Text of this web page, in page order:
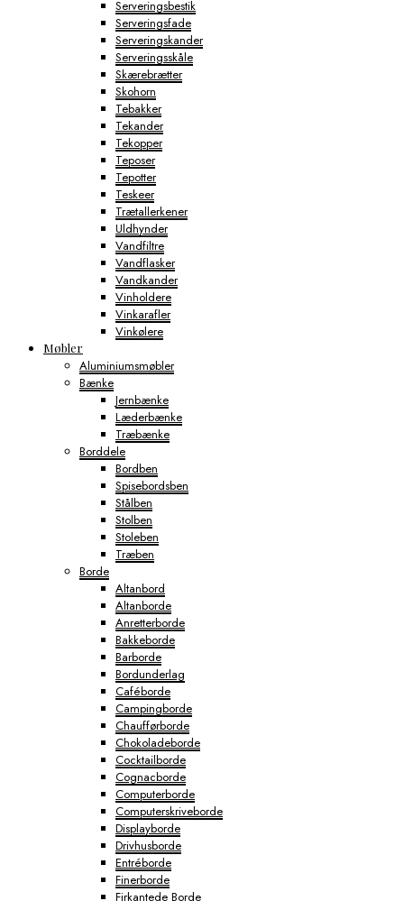
Serveringsbestik
Serveringsfade
Serveringskander
Serveringsskåle
Skærebrætter
Skohorn
Tebakker
Tekander
Tekopper
Teposer
Tepotter
Teskeer
Trætallerkener
Uldhynder
Vandfiltre
Vandflasker
Vandkander
Vinholdere
Vinkarafler
Vinkølere
Møbler
Aluminiumsmøbler
Bænke
Jernbænke
Læderbænke
Træbænke
Borddele
Bordben
Spisebordsben
Stålben
Stolben
Stoleben
Træben
Borde
Altanbord
Altanborde
Anretterborde
Bakkeborde
Barborde
Bordunderlag
Caféborde
Campingborde
Chaufførborde
Chokoladeborde
Cocktailborde
Cognacborde
Computerborde
Computerskriveborde
Displayborde
Drivhusborde
Entréborde
Finerborde
Firkantede Borde